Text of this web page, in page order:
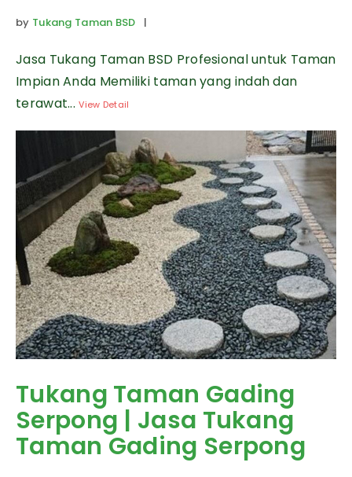
by Tukang Taman BSD |
Jasa Tukang Taman BSD Profesional untuk Taman
Impian Anda Memiliki taman yang indah dan
terawat...View Detail
Tukang Taman Gading
Serpong | Jasa Tukang
Taman Gading Serpong